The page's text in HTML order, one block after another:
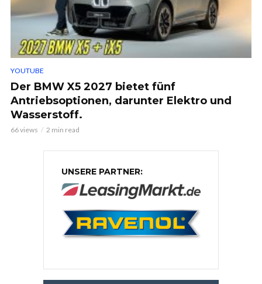
YOUTUBE
Der BMW X5 2027 bietet fünf
Antriebsoptionen, darunter Elektro und
Wasserstoff.
66 views 2 min read
UNSERE PARTNER: